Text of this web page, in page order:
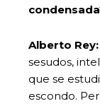
Alberto Rey:
sesudos,
que se
escondo.